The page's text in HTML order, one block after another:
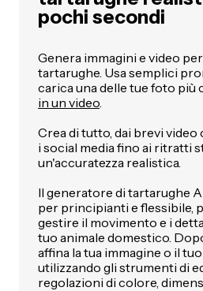
pochi secondi
Genera immagini e video
tartarughe. Usa semplici
carica una delle tue foto più
in un video
Crea di tutto, dai brevi
i social media fino ai ritratti
un'accuratezza realistica.
Il generatore di tartarughe
per principianti e flessibile,
gestire il movimento e i
tuo animale domestico.
affina la tua immagine o il
utilizzando gli strumenti di
regolazioni di colore,